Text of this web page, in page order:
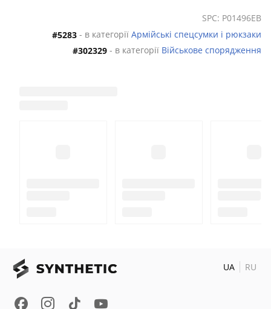
SPC: P01496EB
#5283 - в категорії Армійські спецсумки і рюкзаки
#302329 - в категорії Військове спорядження
UA RU